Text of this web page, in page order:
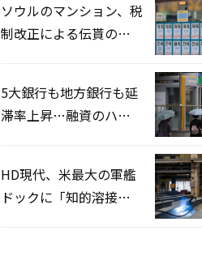
ソウルのマンション、税
制改正による伝貰の月
5大銀行も地方銀行も延
滞率上昇…融資のハー
HD現代、米最大の軍艦
ドックに「知的溶接」